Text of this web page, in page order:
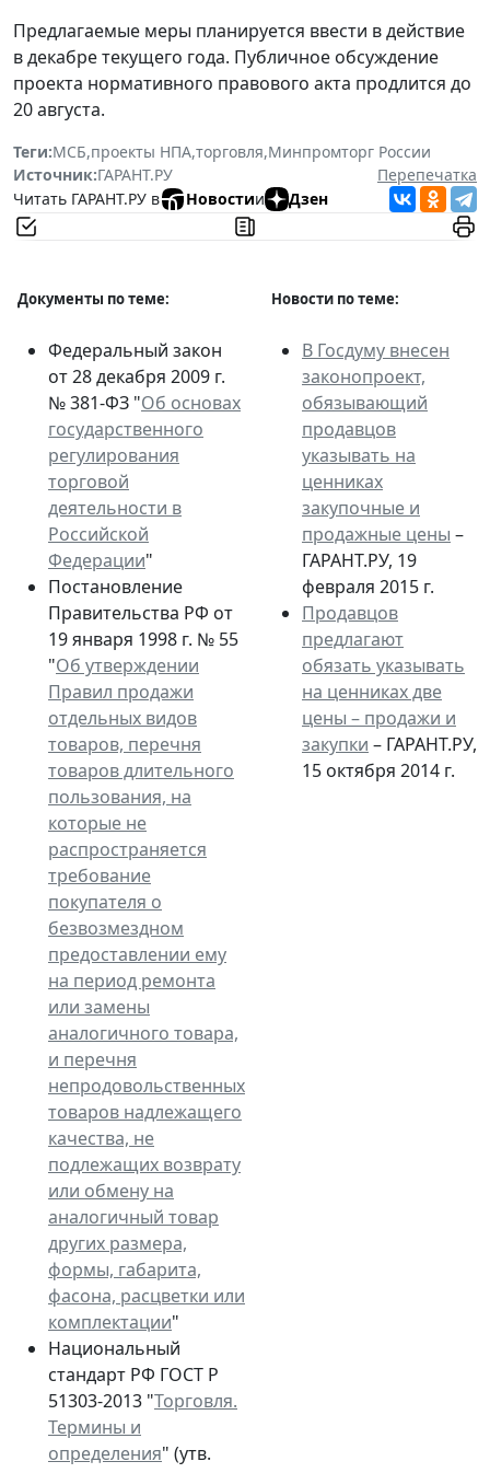
Предлагаемые меры планируется ввести в действие
в декабре текущего года. Публичное обсуждение
проекта нормативного правового акта продлится до
20 августа.
Теги:МСБ,проекты НПА,торговля,Минпромторг России
Источник:ГАРАНТ.РУ
Перепечатка
Читать ГАРАНТ.РУ в
Новостии Дзен
Документы по теме: Новости по теме:
Федеральный закон
от 28 декабря 2009 г.
№ 381-ФЗ "Об основах
государственного
регулирования
торговой
деятельности в
Российской
Федерации"
Постановление
Правительства РФ от
19 января 1998 г. № 55
"Об утверждении
Правил продажи
отдельных видов
товаров, перечня
товаров длительного
пользования, на
которые не
распространяется
требование
покупателя о
безвозмездном
предоставлении ему
на период ремонта
или замены
аналогичного товара,
и перечня
непродовольственных
товаров надлежащего
качества, не
подлежащих возврату
или обмену на
аналогичный товар
других размера,
формы, габарита,
фасона, расцветки или
комплектации"
Национальный
стандарт РФ ГОСТ Р
51303-2013 "Торговля.
Термины и
определения" (утв.
В Госдуму внесен
законопроект,
обязывающий
продавцов
указывать на
ценниках
закупочные и
продажные цены –
ГАРАНТ.РУ, 19
февраля 2015 г.
Продавцов
предлагают
обязать указывать
на ценниках две
цены – продажи и
закупки – ГАРАНТ.РУ,
15 октября 2014 г.